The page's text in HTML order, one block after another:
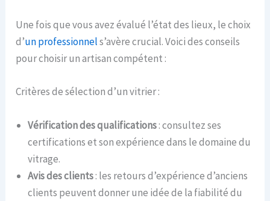
Une fois que vous avez évalué l’état des lieux, le choix
d’un professionnels’avère crucial. Voici des conseils
pour choisir un artisan compétent :
Critères de sélection d’un vitrier :
Vérification des qualifications: consultez ses
certifications et son expérience dans le domaine du
vitrage.
Avis des clients: les retours d’expérience d’anciens
clients peuvent donner une idée de la fiabilité du